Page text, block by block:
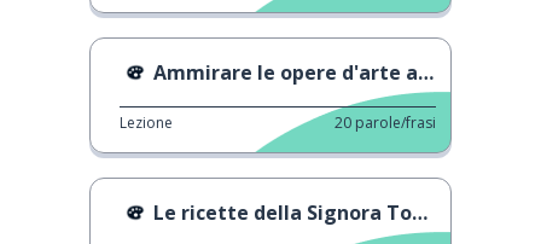
Ammirare le opere d'arte al museo
Lezione 20 parole/frasi
Le ricette della Signora Toku - trailer ufficiale